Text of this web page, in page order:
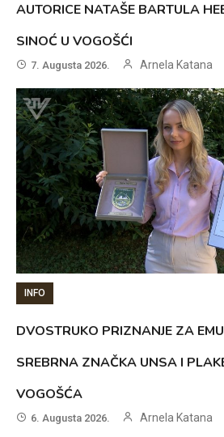
AUTORICE NATAŠE BARTULA
SINOĆ U VOGOŠĆI
7. Augusta 2026. Arnela Katana
INFO
DVOSTRUKO PRIZNANJE ZA
SREBRNA ZNAČKA UNSA I
VOGOŠĆA
6. Augusta 2026. Arnela Katana